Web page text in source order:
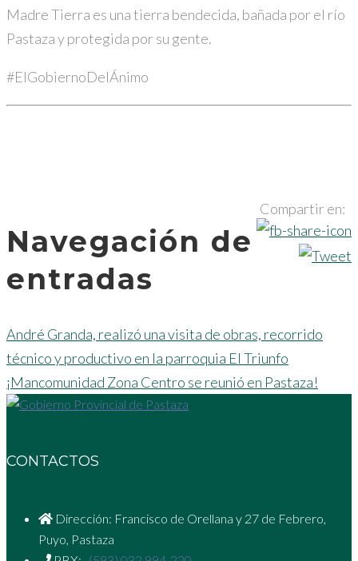
Madre Tierra es una tierra bendecida, bañada por el río
Pastaza y protegida por su gente.
#ElGobiernoDelÁnimo
Compartir en:
Navegación de
entradas
André Granda, realizó una visita de obras, recorrido
técnico y productivo en la parroquia El Triunfo
¡Mancomunidad Zona Centro se reunió en Pastaza!
CONTACTOS
Dirección: Francisco de Orellana y 27 de Febrero,
Puyo, Pastaza